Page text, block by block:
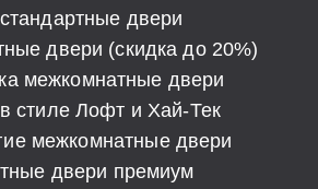
двери
двери (скидка до 20%)
межкомнатные двери
стиле Лофт и Хай-Тек
межкомнатные двери
двери премиум